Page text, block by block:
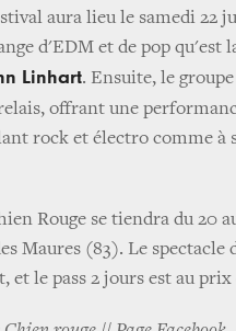
aura lieu le samedi 22
d'EDM et de pop qu'est
Linhart. Ensuite, le groupe
offrant une
rock et électro comme à
Rouge se tiendra du 20
Maures (83). Le spectacle
et le pass 2 jours est au prix